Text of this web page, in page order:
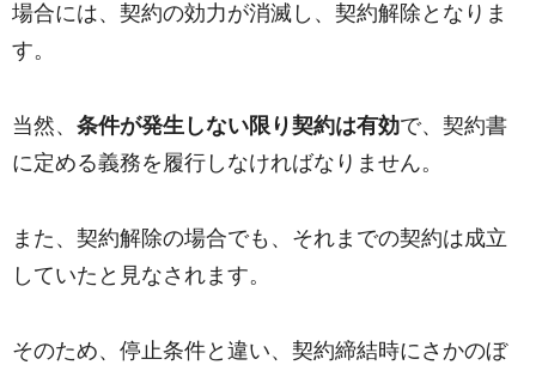
場合には、契約の効力が消滅し、契約解除となりま
す。
当然、 条件が発生しない限り契約は有効で、契約書
に定める義務を履行しなければなりません。
また、契約解除の場合でも、それまでの契約は成立
していたと見なされます。
そのため、停止条件と違い、契約締結時にさかのぼ